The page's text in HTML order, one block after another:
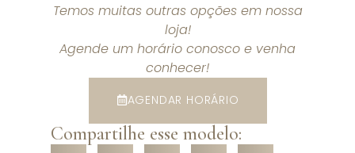
Temos muitas outras opções em nossa
loja!
Agende um horário conosco e venha
conhecer!
AGENDAR HORÁRIO
Compartilhe esse modelo: